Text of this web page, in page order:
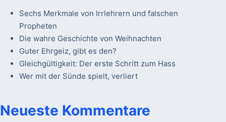
Sechs Merkmale von Irrlehrern und falschen
Propheten
Die wahre Geschichte von Weihnachten
Guter Ehrgeiz, gibt es den?
Gleichgültigkeit: Der erste Schritt zum Hass
Wer mit der Sünde spielt, verliert
Neueste Kommentare